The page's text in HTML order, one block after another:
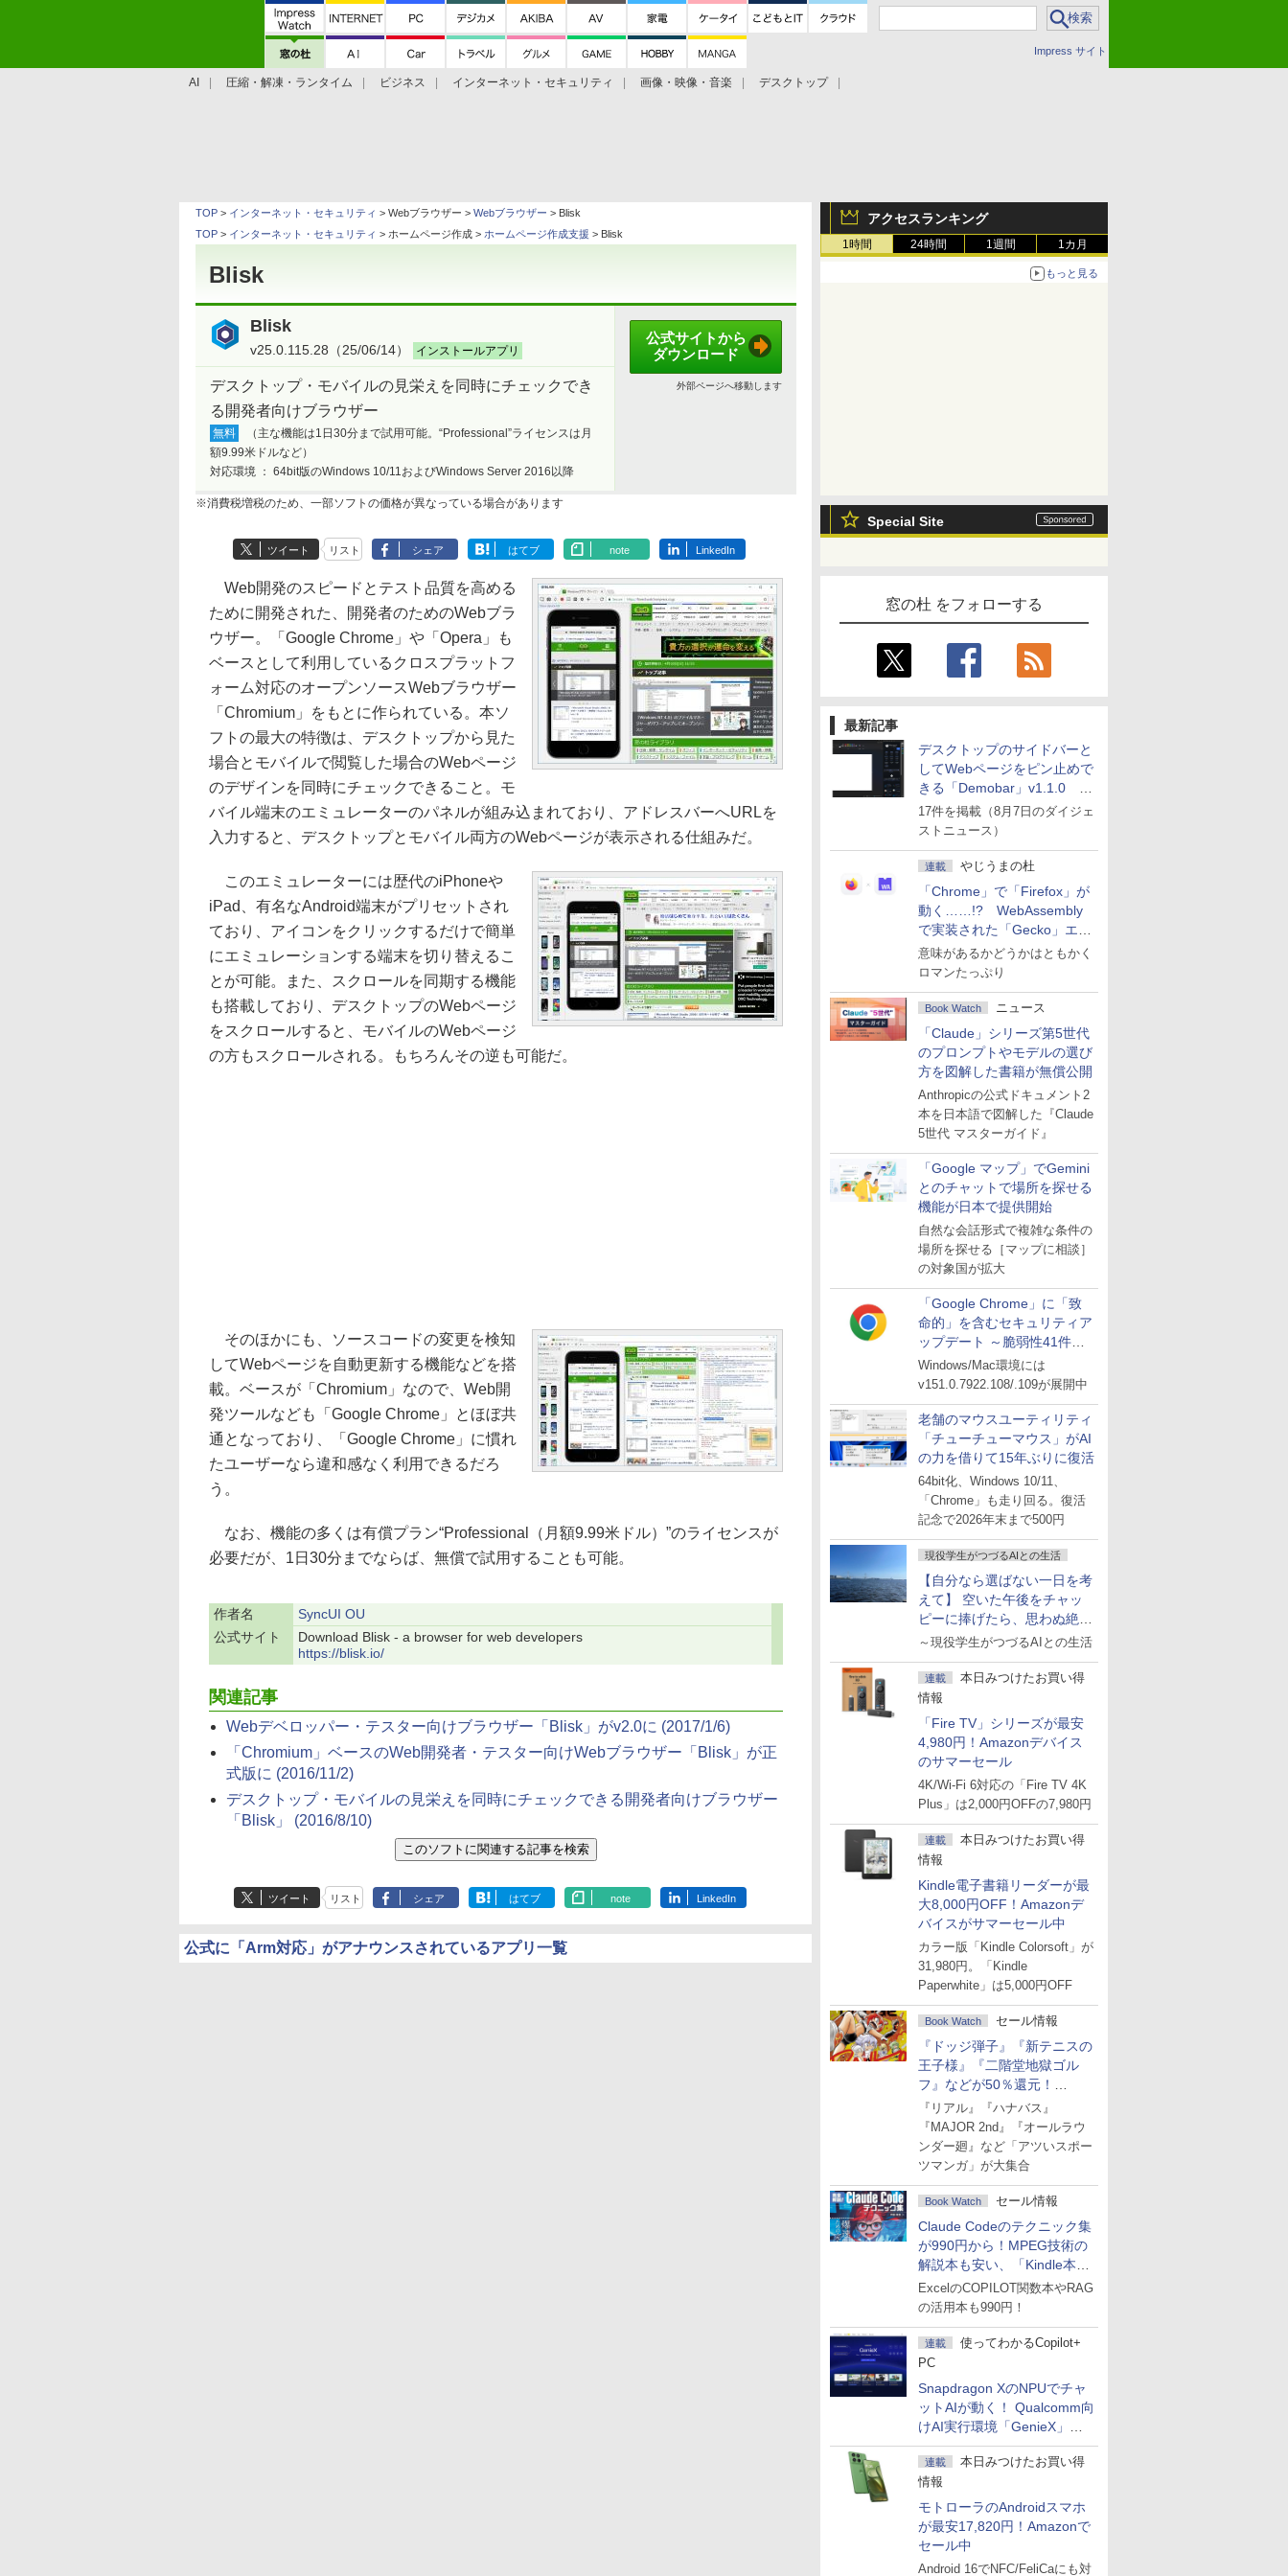
Impress サイト
AI 圧縮・解凍・ランタイム ビジネス インターネット・セキュリティ 画像・映像・音楽
デスクトップ
アクセスランキング
1時間 24時間 1週間 1カ月
もっと見る
Special Site
窓の杜 をフォローする
最新記事
デスクトップのサイドバーと
してWebページをピン止めで
きる「Demobar」v1.1.0 ほ
か
17件を掲載（8月7日のダイジェ
ストニュース）
連載 やじうまの杜
「Chrome」で「Firefox」が
動く……!? WebAssembly
で実装された「Gecko」エン
ジン
意味があるかどうかはともかく
ロマンたっぷり
Book Watch ニュース
「Claude」シリーズ第5世代
のプロンプトやモデルの選び
方を図解した書籍が無償公開
Anthropicの公式ドキュメント2
本を日本語で図解した『Claude
5世代 マスターガイド』
「Google マップ」でGemini
とのチャットで場所を探せる
機能が日本で提供開始
自然な会話形式で複雑な条件の
場所を探せる［マップに相談］
の対象国が拡大
「Google Chrome」に「致
命的」を含むセキュリティア
ップデート ～脆弱性41件に
対処
Windows/Mac環境には
v151.0.7922.108/.109が展開中
老舗のマウスユーティリティ
「チューチューマウス」がAI
の力を借りて15年ぶりに復活
64bit化、Windows 10/11、
「Chrome」も走り回る。復活
記念で2026年末まで500円
現役学生がつづるAIとの生活
【自分なら選ばない一日を考
えて】 空いた午後をチャッ
ピーに捧げたら、思わぬ絶景
に出会った話
～現役学生がつづるAIとの生活
連載
本日みつけたお買い得
情報
「Fire TV」シリーズが最安
4,980円！Amazonデバイス
のサマーセール
4K/Wi-Fi 6対応の「Fire TV 4K
Plus」は2,000円OFFの7,980円
連載
本日みつけたお買い得
情報
Kindle電子書籍リーダーが最
大8,000円OFF！Amazonデ
バイスがサマーセール中
カラー版「Kindle Colorsoft」が
31,980円。「Kindle
Paperwhite」は5,000円OFF
Book Watch セール情報
『ドッジ弾子』『新テニスの
王子様』『二階堂地獄ゴル
フ』などが50％還元！
Amazonマンガ週末セール
『リアル』『ハナバス』
『MAJOR 2nd』『オールラウ
ンダー廻』など「アツいスポー
ツマンガ」が大集合
Book Watch セール情報
Claude Codeのテクニック集
が990円から！MPEG技術の
解説本も安い、「Kindle本サ
マーセール」第2弾開始！
ExcelのCOPILOT関数本やRAG
の活用本も990円！
連載
使ってわかるCopilot+
PC
Snapdragon XのNPUでチャ
ットAIが動く！ Qualcomm向
けAI実行環境「GenieX」を
試してみた
連載
本日みつけたお買い得
情報
モトローラのAndroidスマホ
が最安17,820円！Amazonで
セール中
Android 16でNFC/FeliCaにも対
TOP> インターネット・セキュリティ > Webブラウザー > Webブラウザー > Blisk
TOP> インターネット・セキュリティ > ホームページ作成 > ホームページ作成支援 > Blisk
Blisk
Blisk
v25.0.115.28（25/06/14） インストールアプリ
デスクトップ・モバイルの見栄えを同時にチェックでき
る開発者向けブラウザー
無料
（主な機能は1日30分まで試用可能。“Professional”ライセンスは月
額9.99米ドルなど）
対応環境 ： 64bit版のWindows 10/11およびWindows Server 2016以降
公式サイトから
ダウンロード
外部ページへ移動します
※消費税増税のため、一部ソフトの価格が異なっている場合があります
ツイート リスト シェア はてブ note LinkedIn
Web開発のスピードとテスト品質を高める
ために開発された、開発者のためのWebブラ
ウザー。「Google Chrome」や「Opera」も
ベースとして利用しているクロスプラットフ
ォーム対応のオープンソースWebブラウザー
「Chromium」をもとに作られている。本ソ
フトの最大の特徴は、デスクトップから見た
場合とモバイルで閲覧した場合のWebページ
のデザインを同時にチェックできること。モ
バイル端末のエミュレーターのパネルが組み込まれており、アドレスバーへURLを
入力すると、デスクトップとモバイル両方のWebページが表示される仕組みだ。
このエミュレーターには歴代のiPhoneや
iPad、有名なAndroid端末がプリセットされ
ており、アイコンをクリックするだけで簡単
にエミュレーションする端末を切り替えるこ
とが可能。また、スクロールを同期する機能
も搭載しており、デスクトップのWebページ
をスクロールすると、モバイルのWebページ
の方もスクロールされる。もちろんその逆も可能だ。
そのほかにも、ソースコードの変更を検知
してWebページを自動更新する機能などを搭
載。ベースが「Chromium」なので、Web開
発ツールなども「Google Chrome」とほぼ共
通となっており、「Google Chrome」に慣れ
たユーザーなら違和感なく利用できるだろ
う。
なお、機能の多くは有償プラン“Professional（月額9.99米ドル）”のライセンスが
必要だが、1日30分までならば、無償で試用することも可能。
作者名
SyncUI OU
公式サイト
Download Blisk - a browser for web developers
https://blisk.io/
関連記事
Webデベロッパー・テスター向けブラウザー「Blisk」がv2.0に (2017/1/6)
「Chromium」ベースのWeb開発者・テスター向けWebブラウザー「Blisk」が正
式版に (2016/11/2)
デスクトップ・モバイルの見栄えを同時にチェックできる開発者向けブラウザー
「Blisk」 (2016/8/10)
ツイート リスト シェア はてブ note LinkedIn
公式に「Arm対応」がアナウンスされているアプリ一覧